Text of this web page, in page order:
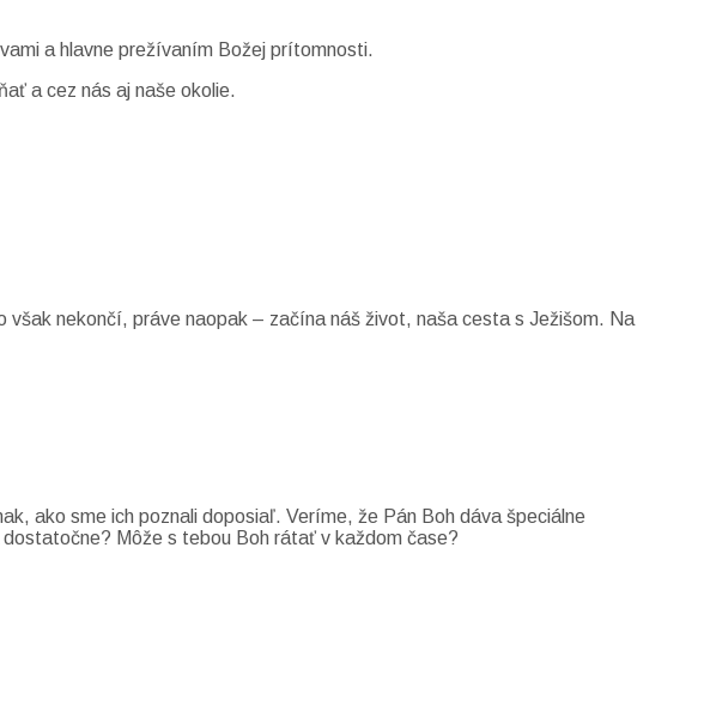
a hlavne prežívaním Božej prítomnosti.
a cez nás aj naše okolie.
nekončí, práve naopak – začína náš život, naša cesta s Ježišom. Na
ako sme ich poznali doposiaľ. Veríme, že Pán Boh dáva špeciálne
Môže s tebou Boh rátať v každom čase?